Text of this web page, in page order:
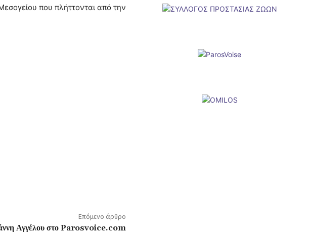
που πλήττονται από την
Επόμενο άρθρο
Αγγέλου στο Parosvoice.com